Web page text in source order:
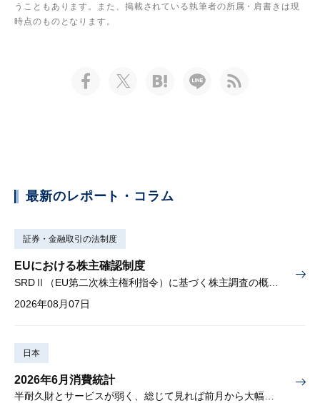
うこともあります。また、掲載されている執筆者の所属・肩書きは現
時点のものとなります。
最新のレポート・コラム
証券・金融取引の法制度
EUにおける株主確認制度
2026年08月07日
日本
2026年6月消費統計
半耐久財とサービスが弱く、総じて見れば前月から大幅に減少